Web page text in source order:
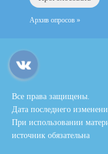
Архив опросов »
Все права защищены.
Дата последнего
При использовании
источник обязательна